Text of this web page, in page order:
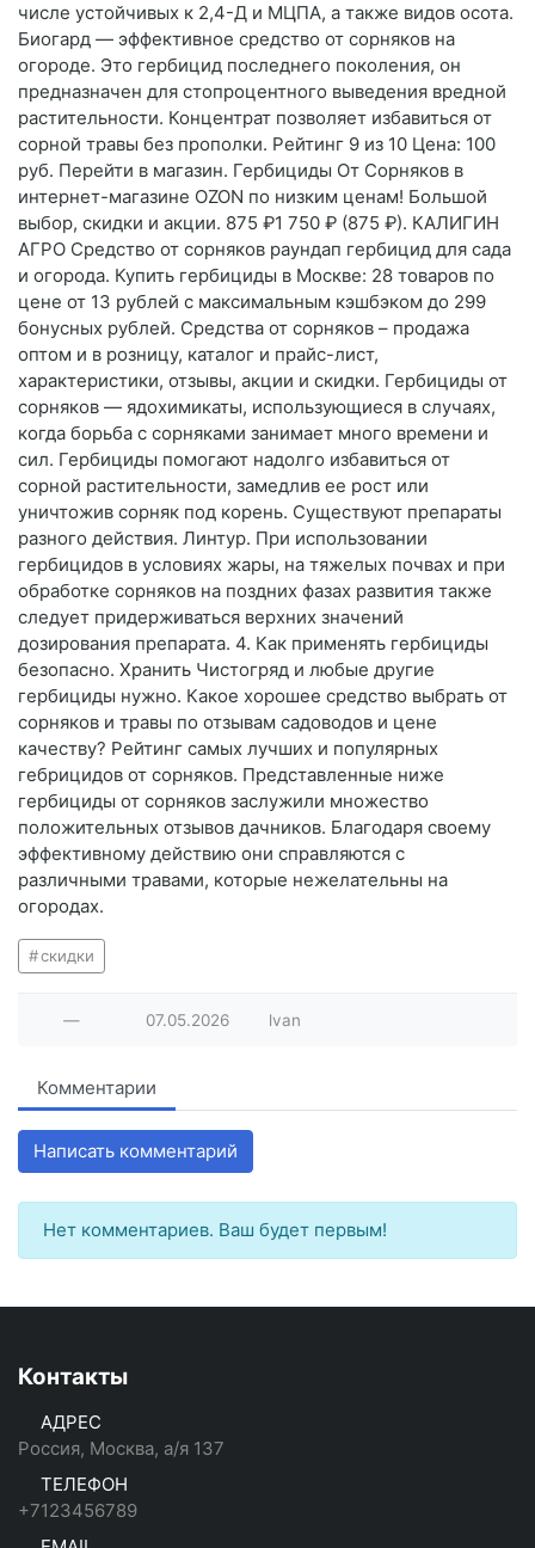
числе устойчивых к 2,4-Д и МЦПА, а также видов осота.
Биогард — эффективное средство от сорняков на
огороде. Это гербицид последнего поколения, он
предназначен для стопроцентного выведения вредной
растительности. Концентрат позволяет избавиться от
сорной травы без прополки. Рейтинг 9 из 10 Цена: 100
руб. Перейти в магазин. Гербициды От Сорняков в
интернет-магазине OZON по низким ценам! Большой
выбор, скидки и акции. 875 ₽1 750 ₽ (875 ₽). КАЛИГИН
АГРО Средство от сорняков раундап гербицид для сада
и огорода. Купить гербициды в Москве: 28 товаров по
цене от 13 рублей с максимальным кэшбэком до 299
бонусных рублей. Средства от сорняков – продажа
оптом и в розницу, каталог и прайс-лист,
характеристики, отзывы, акции и скидки. Гербициды от
сорняков — ядохимикаты, использующиеся в случаях,
когда борьба с сорняками занимает много времени и
сил. Гербициды помогают надолго избавиться от
сорной растительности, замедлив ее рост или
уничтожив сорняк под корень. Существуют препараты
разного действия. Линтур. При использовании
гербицидов в условиях жары, на тяжелых почвах и при
обработке сорняков на поздних фазах развития также
следует придерживаться верхних значений
дозирования препарата. 4. Как применять гербициды
безопасно. Хранить Чистогряд и любые другие
гербициды нужно. Какое хорошее средство выбрать от
сорняков и травы по отзывам садоводов и цене
качеству? Рейтинг самых лучших и популярных
гебрицидов от сорняков. Представленные ниже
гербициды от сорняков заслужили множество
положительных отзывов дачников. Благодаря своему
эффективному действию они справляются с
различными травами, которые нежелательны на
огородах.
скидки
— 07.05.2026 lvan
Комментарии
Написать комментарий
Нет комментариев. Ваш будет первым!
Контакты
АДРЕС
Россия, Москва, а/я 137
ТЕЛЕФОН
+7123456789